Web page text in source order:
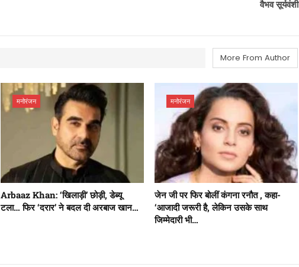
वैभव सूर्यवंशी
More From Author
मनोरंजन
Arbaaz Khan: ‘खिलाड़ी’ छोड़ी, डेब्यू
टला… फिर ‘दरार’ ने बदल दी अरबाज खान…
मनोरंजन
जेन जी पर फिर बोलीं कंगना रनौत , कहा-
‘आजादी जरूरी है, लेकिन उसके साथ
जिम्मेदारी भी…